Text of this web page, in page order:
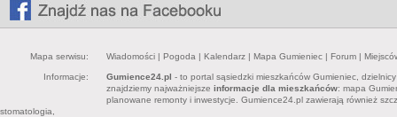
Mapa serwisu: Wiadomości | Pogoda | Kalendarz | Mapa Gumieniec | Forum |
Informacje: Gumience24.pl - to portal sąsiedzki mieszkańców Gumieniec,
znajdziemy najważniejsze informacje dla mieszkańców: mapa
planowane remonty i inwestycje. Gumience24.pl zawierają również
stomatologia,